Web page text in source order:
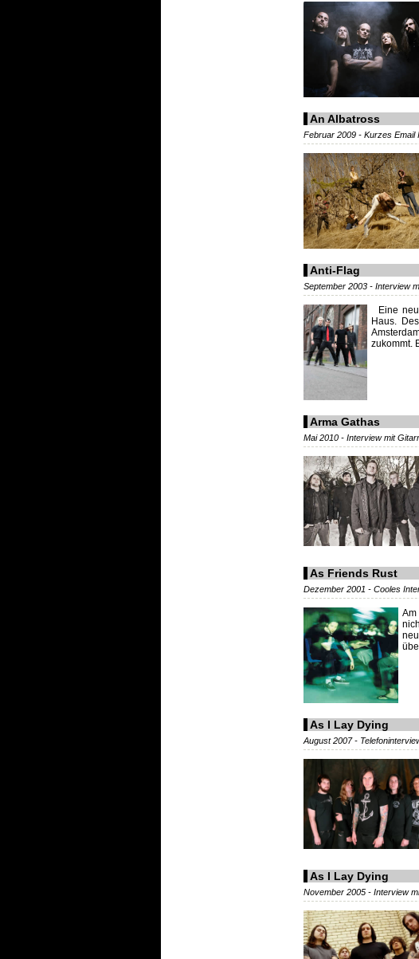
An Albatross
Februar 2009 - Kurzes Email
Anti-Flag
September 2003 - Interview
Eine
Haus.
zukommt.
Arma Gathas
Mai 2010 - Interview mit
As Friends Rust
Dezember 2001 - Cooles
Am
As I Lay Dying
August 2007 -
As I Lay Dying
November 2005 - Interview